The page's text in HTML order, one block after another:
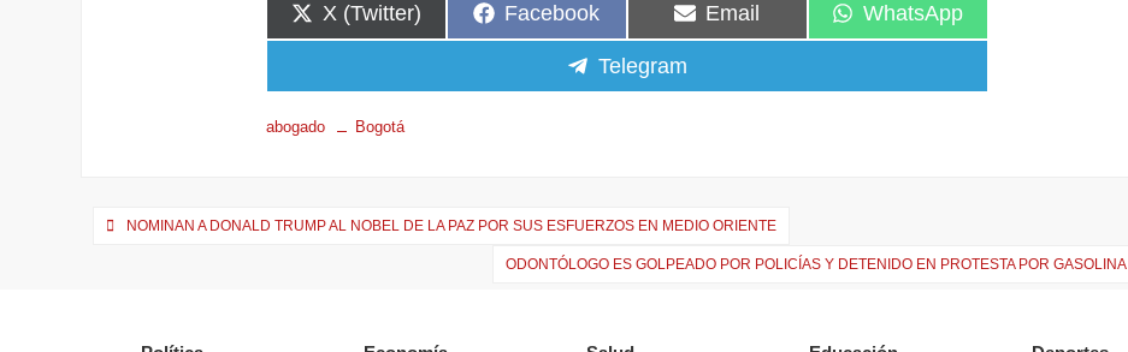
X (Twitter) Facebook Email WhatsApp
Telegram
abogado Bogotá
NOMINAN A DONALD TRUMP AL NOBEL DE LA PAZ POR SUS ESFUERZOS EN MEDIO ORIENTE
ODONTÓLOGO ES GOLPEADO POR POLICÍAS Y DETENIDO EN PROTESTA POR GASOLINA